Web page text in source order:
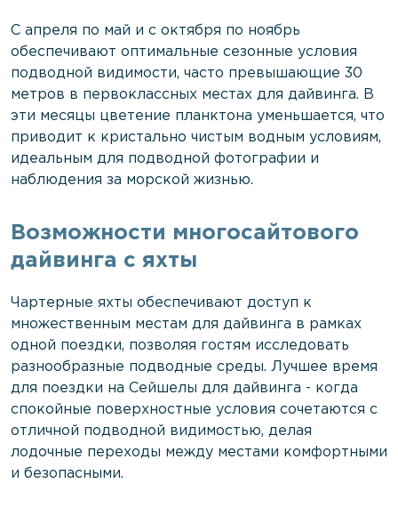
С апреля по май и с октября по ноябрь
обеспечивают оптимальные сезонные условия
подводной видимости, часто превышающие 30
метров в первоклассных местах для дайвинга. В
эти месяцы цветение планктона уменьшается, что
приводит к кристально чистым водным условиям,
идеальным для подводной фотографии и
наблюдения за морской жизнью.
Возможности многосайтового
дайвинга с яхты
Чартерные яхты обеспечивают доступ к
множественным местам для дайвинга в рамках
одной поездки, позволяя гостям исследовать
разнообразные подводные среды. Лучшее время
для поездки на Сейшелы для дайвинга - когда
спокойные поверхностные условия сочетаются с
отличной подводной видимостью, делая
лодочные переходы между местами комфортными
и безопасными.